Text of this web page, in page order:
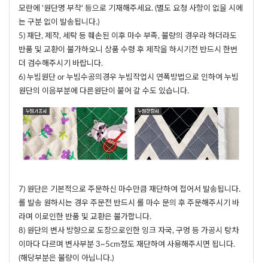
모란에 '원단명 부착' 등으로 기재해주세요. (별도 요청 사항이 없을 시에
는 구분 없이 발송됩니다.)
5) 재단, 제작, 세탁 등 훼손된 이후 마수 부족, 불량의 경우라 하더라도
반품 및 교환이 불가하오니 상품 수령 후 제작을 하시기전 반드시 한번
더 검수해주시기 바랍니다.
6) 누빔원단 or 누빔수공의경우 누빔작업시 연폭방법으로 인하여 누빔
원단의 이음부분에 다른원단이 붙어 갈 수도 있습니다.
7) 원단은 기본적으로 주문하신 마수만큼 재단하여 접어서 발송됩니다.
롤 발송 원하시는 경우 주문전 반드시 롤 마수 문의 후 주문해주시기 바
라며 이로인한 반품 및 교환은 불가합니다.
8) 원단의 변사 방향으로 도장으로인한 잉크 자국, 구멍 등 가공시 탕차
이마다 다르며 변사부분 3~5cm정도 재단하여 사용해주시면 됩니다.
(해당부분은 불량이 아닙니다.)